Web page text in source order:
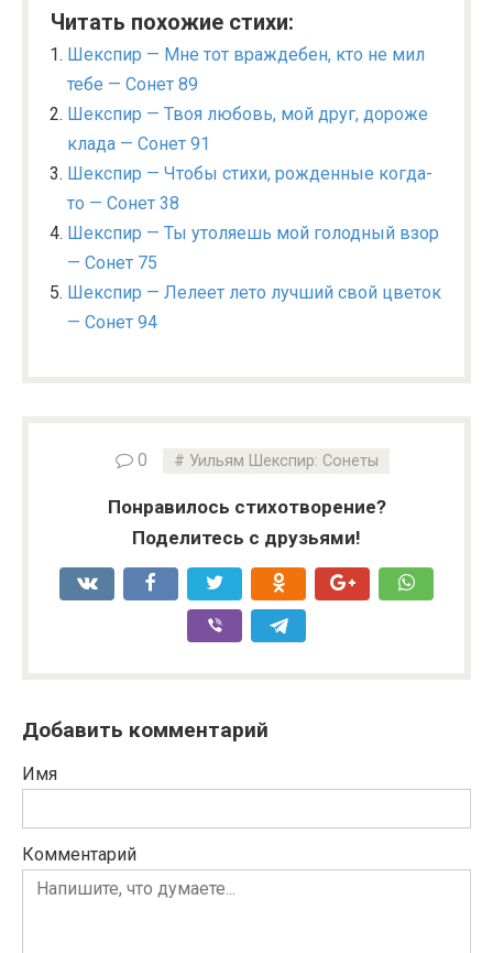
Читать похожие стихи:
Шекспир — Мне тот враждебен, кто не мил
тебе — Сонет 89
Шекспир — Твоя любовь, мой друг, дороже
клада — Сонет 91
Шекспир — Чтобы стихи, рожденные когда-
то — Сонет 38
Шекспир — Ты утоляешь мой голодный взор
— Сонет 75
Шекспир — Лелеет лето лучший свой цветок
— Сонет 94
0 Уильям Шекспир: Сонеты
Понравилось стихотворение?
Поделитесь с друзьями!
Добавить комментарий
Имя
Комментарий